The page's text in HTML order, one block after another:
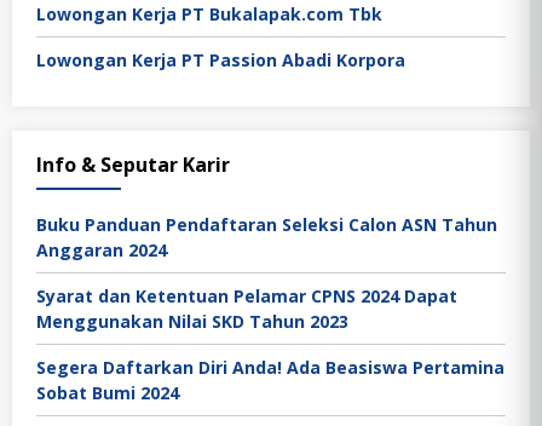
Lowongan Kerja PT Bukalapak.com Tbk
Lowongan Kerja PT Passion Abadi Korpora
Info & Seputar Karir
Buku Panduan Pendaftaran Seleksi Calon ASN Tahun
Anggaran 2024
Syarat dan Ketentuan Pelamar CPNS 2024 Dapat
Menggunakan Nilai SKD Tahun 2023
Segera Daftarkan Diri Anda! Ada Beasiswa Pertamina
Sobat Bumi 2024